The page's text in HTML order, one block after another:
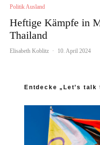
Politik Ausland
Heftige Kämpfe in
Thailand
Elisabeth Koblitz · 10. April 2024
Entdecke „Let’s talk